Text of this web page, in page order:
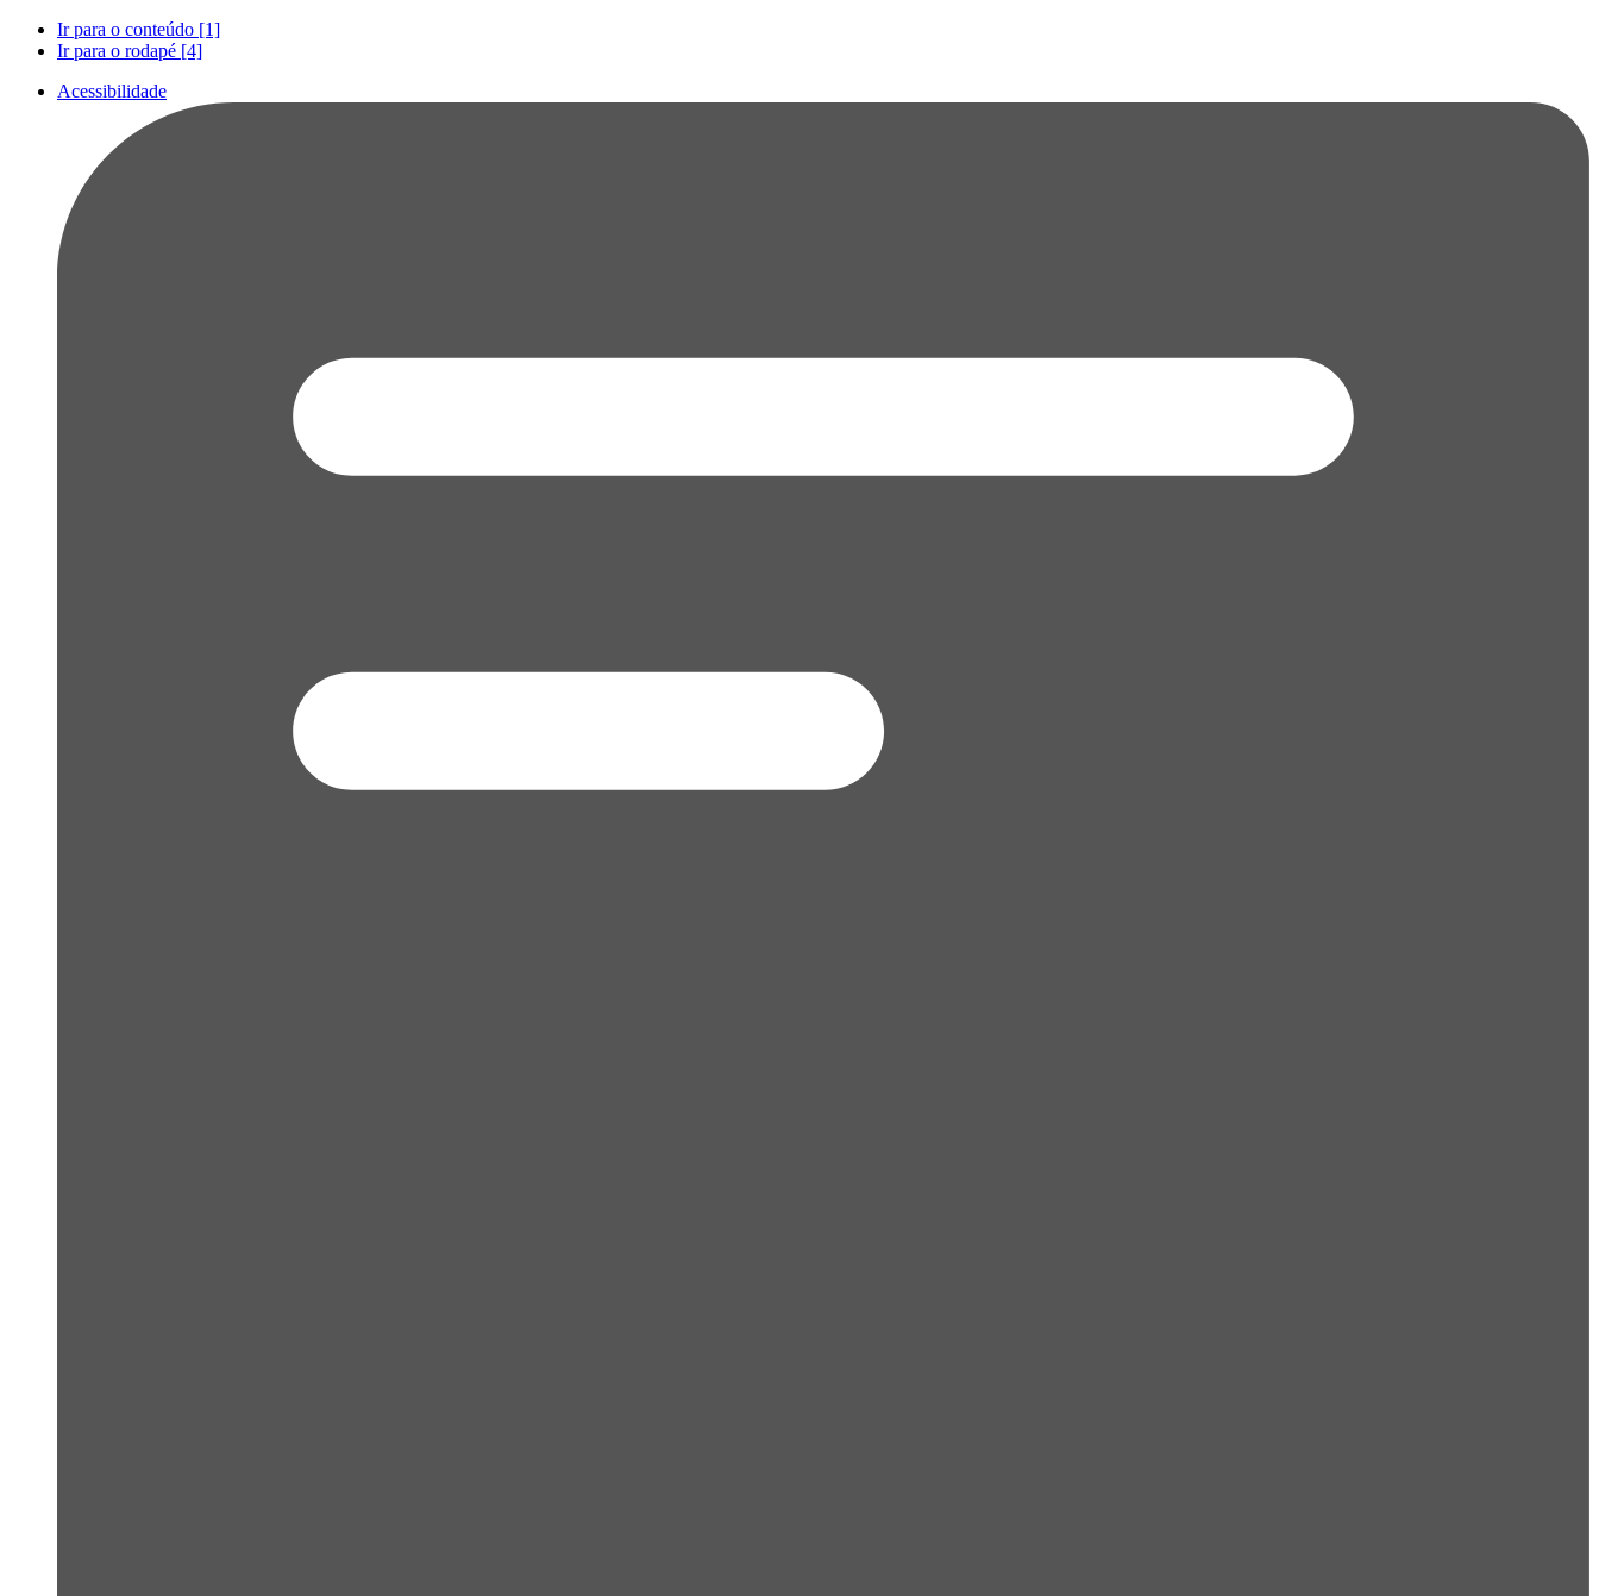
Ir para o conteúdo [1]
Ir para o rodapé [4]
Acessibilidade